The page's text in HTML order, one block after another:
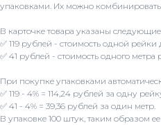
упаковками. Их можно комбинировать
В карточке товара указаны
✅ 119 рублей - стоимость одной
✅ 41 рублей - стоимость одного метра
При покупке упаковками
✅ 119 - 4% = 114,24 рублей за одну
✅ 41 - 4% = 39,36 рублей за один метр.
В упаковке 100 штук, таким образом ее